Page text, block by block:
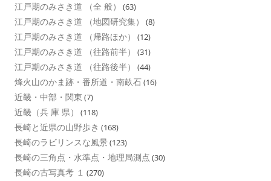
江戸期のみさき道 （全 般） (63)
江戸期のみさき道 （地図研究集） (8)
江戸期のみさき道 （帰路ほか） (12)
江戸期のみさき道 （往路前半） (31)
江戸期のみさき道 （往路後半） (44)
烽火山のかま跡・番所道・南畝石(16)
近畿・中部・関東 (7)
近畿（兵 庫 県） (118)
長崎と近県の山野歩き (168)
長崎のラビリンスな風景 (123)
長崎の三角点・水準点・地理局測点 (30)
長崎の古写真考 １ (270)